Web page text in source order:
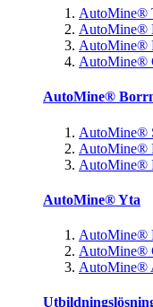
AutoMine®
AutoMine®
AutoMine®
AutoMine®
AutoMine®
AutoMine®
AutoMine®
AutoMine®
AutoMine® Yta
AutoMine®
AutoMine®
AutoMine®